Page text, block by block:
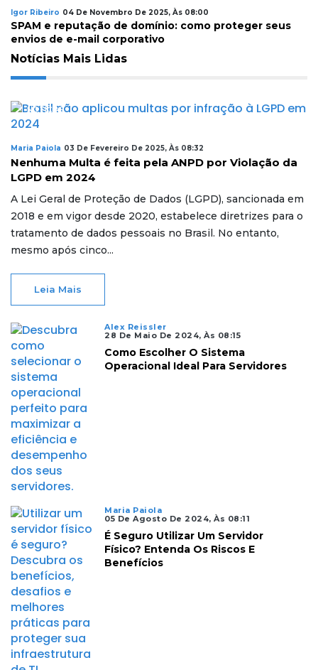
Igor Ribeiro 04 De Novembro De 2025, Às 08:00
SPAM e reputação de domínio: como proteger seus
envios de e-mail corporativo
Notícias Mais Lidas
NOTÍCIAS
Maria Paiola 03 De Fevereiro De 2025, Às 08:32
Nenhuma Multa é feita pela ANPD por Violação da
LGPD em 2024
A Lei Geral de Proteção de Dados (LGPD), sancionada em
2018 e em vigor desde 2020, estabelece diretrizes para o
tratamento de dados pessoais no Brasil. No entanto,
mesmo após cinco...
Leia Mais
Alex Reissler
28 De Maio De 2024, Às 08:15
Como Escolher O Sistema
Operacional Ideal Para Servidores
Maria Paiola
05 De Agosto De 2024, Às 08:11
É Seguro Utilizar Um Servidor
Físico? Entenda Os Riscos E
Benefícios